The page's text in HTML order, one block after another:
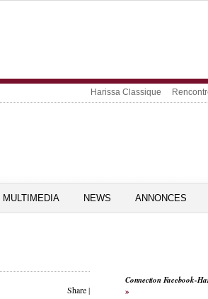
Harissa Classique
MULTIMEDIA NEWS ANNONCES
Share|
Connection Facebook-